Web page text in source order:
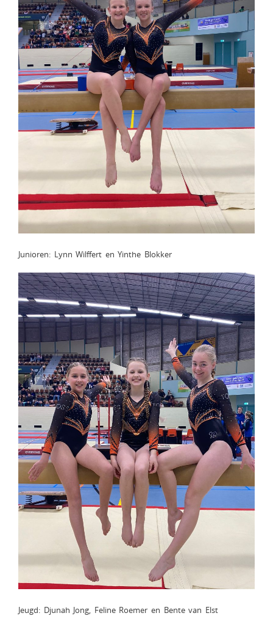
Junioren: Lynn Wilffert en Yinthe Blokker
Jeugd: Djunah Jong, Feline Roemer en Bente van Elst